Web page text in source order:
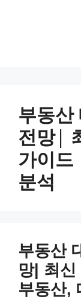
부동산
전망|
가이
분석
부동산
망| 최신
부동산,